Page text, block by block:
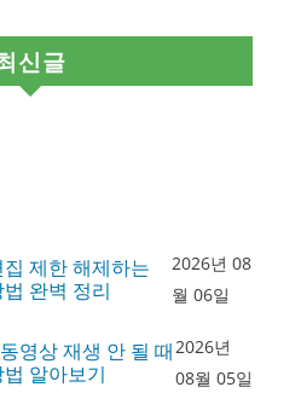
신글
제한 해제하는
완벽 정리
2026년 08
월 06일
영상 재생 안 될 때
알아보기
2026년
08월 05일